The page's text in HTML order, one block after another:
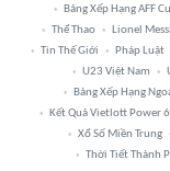
Bảng Xếp Hạng AFF
Thể Thao
Lionel Messi
Tin Thế Giới
Pháp Luật
U23 Việt Nam
Bảng Xếp Hạng
Kết Quả Vietlott Power
Xổ Số Miền Trung
Thời Tiết Thành